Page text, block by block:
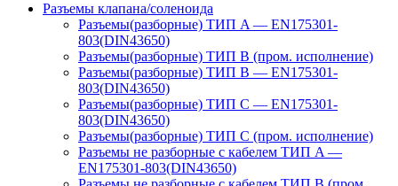
Разъемы клапана/соленоида
Разъемы(разборные) ТИП A — EN175301-
803(DIN43650)
Разъемы(разборные) ТИП В (пром. исполнение)
Разъемы(разборные) ТИП B — EN175301-
803(DIN43650)
Разъемы(разборные) ТИП C — EN175301-
803(DIN43650)
Разъемы(разборные) ТИП С (пром. исполнение)
Разъемы не разборные с кабелем ТИП A —
EN175301-803(DIN43650)